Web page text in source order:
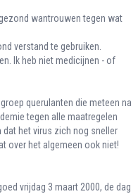
wantrouwen tegen wat
verstand te gebruiken.
Ik heb niet medicijnen - of
querulanten die meteen na
tegen alle maatregelen
het virus zich nog sneller
over het algemeen ook niet!
vrijdag 3 maart 2000, de dag